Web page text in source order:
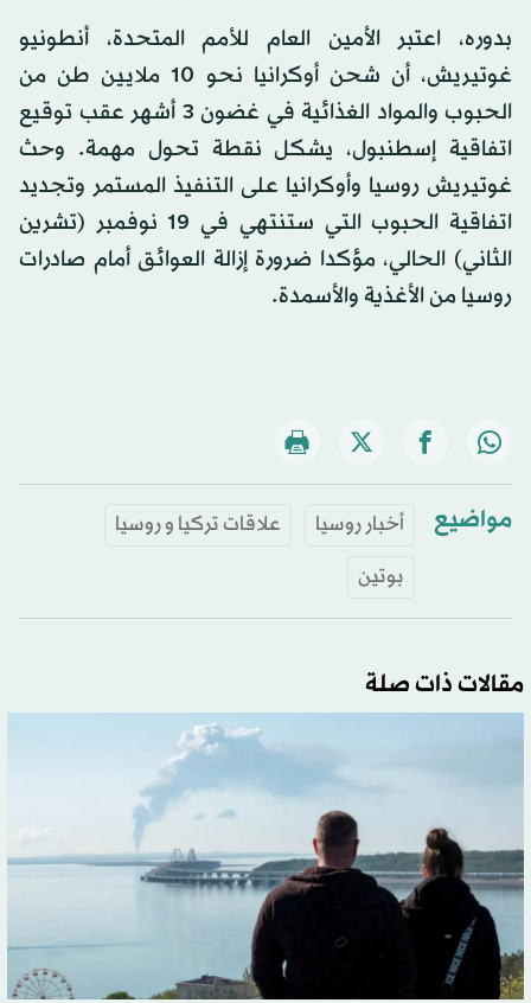
بدوره، اعتبر الأمين العام للأمم المتحدة، أنطونيو
غوتيريش، أن شحن أوكرانيا نحو 10 ملايين طن من
الحبوب والمواد الغذائية في غضون 3 أشهر عقب توقيع
اتفاقية إسطنبول، يشكل نقطة تحول مهمة. وحث
غوتيريش روسيا وأوكرانيا على التنفيذ المستمر وتجديد
اتفاقية الحبوب التي ستنتهي في 19 نوفمبر (تشرين
الثاني) الحالي، مؤكدا ضرورة إزالة العوائق أمام صادرات
روسيا من الأغذية والأسمدة.
مواضيع أخبار روسيا
علاقات تركيا و روسيا
بوتين
مقالات ذات صلة